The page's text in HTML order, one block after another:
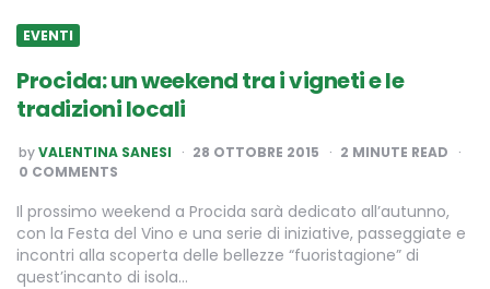
EVENTI
Procida: un weekend tra i vigneti e le
tradizioni locali
POSTED
BY
byVALENTINA SANESI 28 OTTOBRE 2015 2 MINUTE READ
0 COMMENTS
Il prossimo weekend a Procida sarà dedicato all’autunno,
con la Festa del Vino e una serie di iniziative, passeggiate e
incontri alla scoperta delle bellezze “fuoristagione” di
quest’incanto di isola…